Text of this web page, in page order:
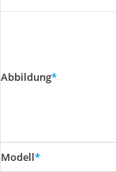
Abbildung*
Modell*